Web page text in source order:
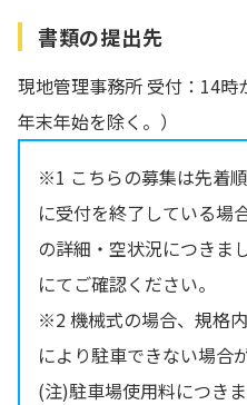
書類の提出先
現地管理事務所 受付：14時
年末年始を除く。）
※1 こちらの募集は先着
に受付を終了している場
の詳細・空状況につきま
にてご確認ください。
※2 機械式の場合、規格
により駐車できない場合
(注)駐車場使用料につき